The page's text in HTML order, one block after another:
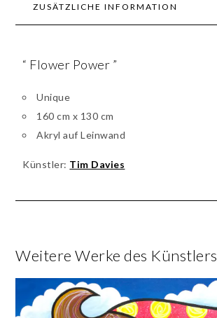
ZUSÄTZLICHE INFORMATION
“ Flower Power ”
Unique
160 cm x 130 cm
Akryl auf Leinwand
Künstler: Tim Davies
Weitere Werke des Künstlers